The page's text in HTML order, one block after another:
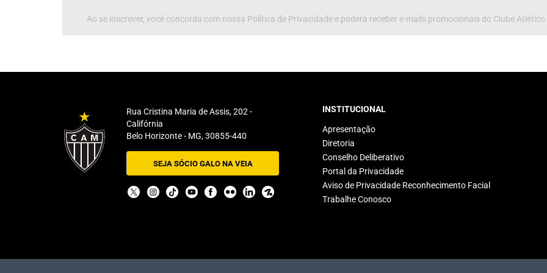
Ao se inscrever, você concorda com nossa Política de Privacidade e poderá receber e-mails promocionais do Clube
Rua Cristina Maria de Assis, 202 -
Califórnia
Belo Horizonte - MG, 30855-440
SEJA SÓCIO GALO NA VEIA
INSTITUCIONAL
Apresentação
Diretoria
Conselho Deliberativo
Portal da Privacidade
Aviso de Privacidade Reconhecimento Facial
Trabalhe Conosco